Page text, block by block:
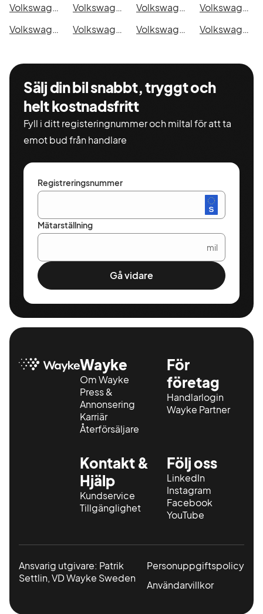
Volkswagen Golf GTI Performance i Nyköping
Volkswagen Golf GTI Performance i Oskarshamn Volkswagen Golf GTI Performance i Sigtuna
Volkswagen Golf GTI Performance i Skellefteå
Volkswagen Golf GTI Performance i Skövde
Volkswagen Golf GTI Performance i Trollhättan Volkswagen Golf GTI Performance i Alingsås Volkswagen Golf GTI Performance i Båstad
Sälj din bil snabbt, tryggt och
helt kostnadsfritt
Fyll i ditt registeringnummer och miltal för att ta
emot bud från handlare
Registreringsnummer
Mätarställning
mil
Gå vidare
Wayke
Om Wayke
Press &
Annonsering
Karriär
Återförsäljare
För
företag
Handlarlogin
Wayke Partner
Kontakt &
Hjälp
Kundservice
Tillgänglighet
Följ oss
LinkedIn
Instagram
Facebook
YouTube
Ansvarig utgivare: Patrik
Settlin, VD Wayke Sweden
Personuppgiftspolicy
Användarvillkor